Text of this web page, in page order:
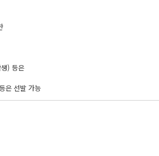
) 등은
은 선발 가능